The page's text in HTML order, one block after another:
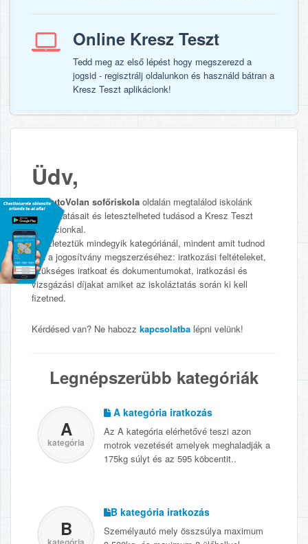
Online Kresz Teszt
Tedd meg az első lépést hogy megszerezd a
jogsid - regisztrálj oldalunkon és használd bátran a
Kresz Teszt aplikácionk!
Üdv,
AzAutoVolan sofőriskola oldalán megtalálod iskolánk
szolgáltatásait és letesztelheted tudásod a Kresz Teszt
aplikácionkal.
Részleteztük mindegyik kategóriánál, mindent amit tudnod
kell a jogosítvány megszerzéséhez: iratkozási feltételeket,
szükséges iratkoat és dokumentumokat, iratkozási és
vizsgázási díjakat amiket az iskoláztatás során ki kell
fizetned.
Kérdésed van? Ne habozz kapcsolatba lépni velünk!
Legnépszerübb kategóriák
A
kategória
A kategória iratkozás
Az A kategória elérhetővé teszi azon
motrok vezetését amelyek meghaladják a
175kg súlyt és az 595 köbcentit..
B
B kategória iratkozás
Személyautó mely összsúlya maximum